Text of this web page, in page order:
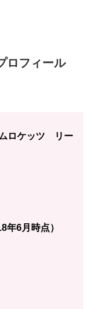
ロフィール
ロケッツ リー
年6月時点）